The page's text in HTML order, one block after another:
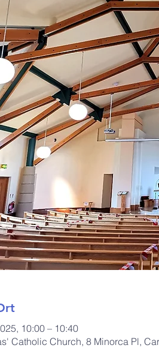
10:00 – 10:40
Catholic Church, 8 Minorca Pl,